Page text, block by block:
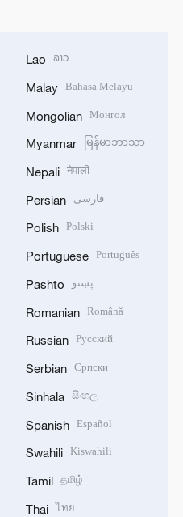
Lao ລາວ
Malay Bahasa Melayu
Mongolian Монгол
Myanmar မြန်မာဘာသာ
Nepali नेपाली
Persian فارسی
Polish Polski
Portuguese Português
Pashto پښتو
Romanian Română
Russian Русский
Serbian Српски
Sinhala සිංහල
Spanish Español
Swahili Kiswahili
Tamil தமிழ்
Thai ไทย